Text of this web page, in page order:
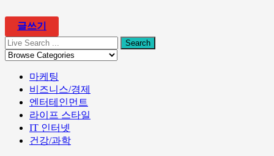
▼
글쓰기
마케팅
비즈니스/경제
엔터테인먼트
라이프 스타일
IT 인터넷
건강/과학